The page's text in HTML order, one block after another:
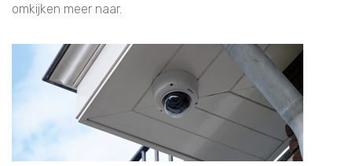
omkijken meer naar.